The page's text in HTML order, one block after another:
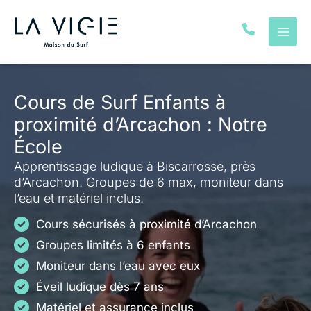
Cours de Surf Enfants à
proximité d’Arcachon : Notre
École
Apprentissage ludique à Biscarrosse, près
d’Arcachon. Groupes de 6 max, moniteur dans
l’eau et matériel inclus.
Cours sécurisés à proximité d’Arcachon
Groupes limités à 6 enfants
Moniteur dans l’eau avec eux
Éveil ludique dès 7 ans
Matériel et assurance inclus